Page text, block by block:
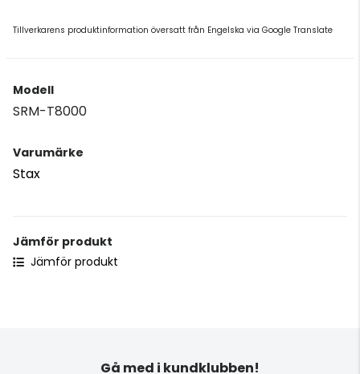
Tillverkarens produktinformation översatt från Engelska via Google Translate
Modell
SRM-T8000
Varumärke
Stax
Jämför produkt
Jämför produkt
Gå med i kundklubben!